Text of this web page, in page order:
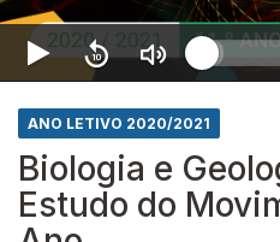
ANO LETIVO 2020/2021
Biologia e
Estudo do